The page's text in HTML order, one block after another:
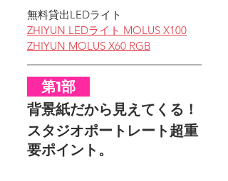
無料貸出LEDライト
ZHIYUN LEDライト MOLUS X100
ZHIYUN MOLUS X60 RGB
第1部
背景紙だから見えてくる！
スタジオポートレート超重
要ポイント。